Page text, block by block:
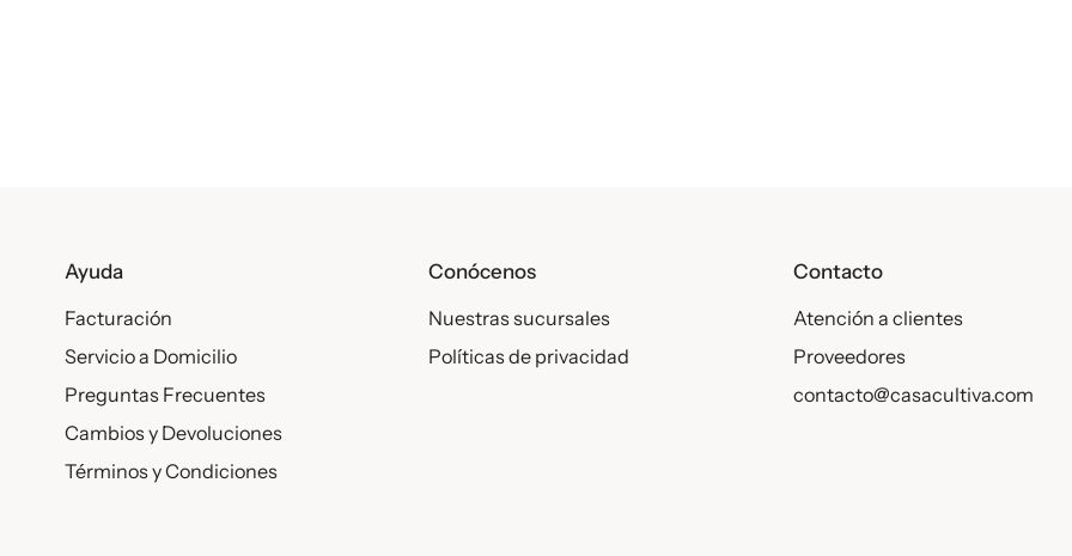
Ayuda
Facturación
Servicio a Domicilio
Preguntas Frecuentes
Cambios y Devoluciones
Términos y Condiciones
Conócenos
Nuestras sucursales
Políticas de privacidad
Contacto
Atención a clientes
Proveedores
contacto@casacultiva.com